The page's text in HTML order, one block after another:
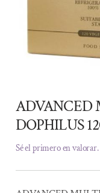
ADVANCED
DOPHILUS
Sé el primero en valorar.